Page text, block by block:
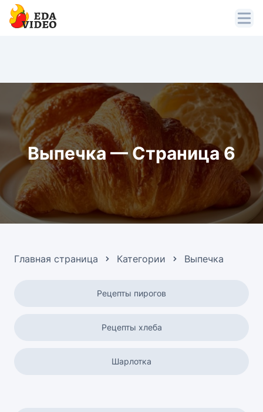
Выпечка — Страница 6
Главная страница Категории Выпечка
Рецепты пирогов
Рецепты хлеба
Шарлотка